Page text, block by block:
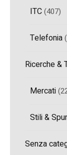
ITC(407)
Telefonia
Ricerche &
Mercati
Stili &
Senza